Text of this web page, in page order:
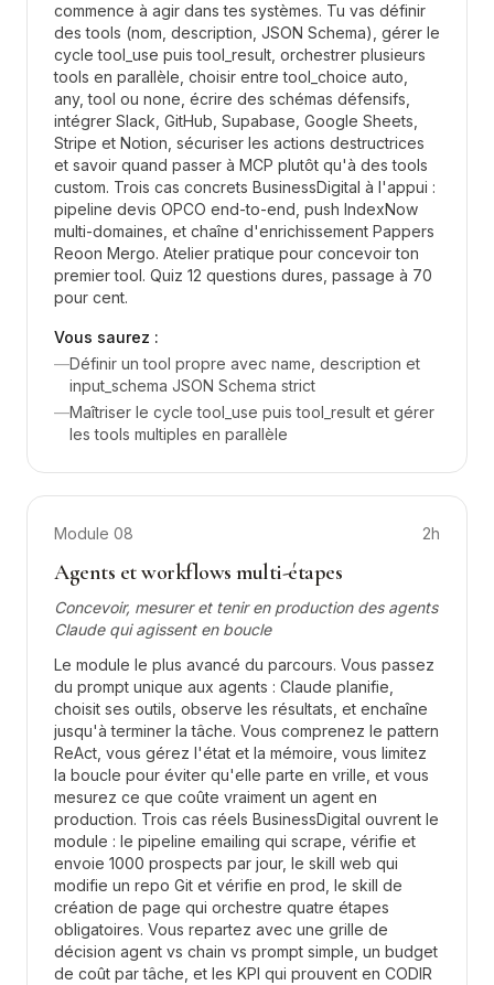
commence à agir dans tes systèmes. Tu vas définir
des tools (nom, description, JSON Schema), gérer le
cycle tool_use puis tool_result, orchestrer plusieurs
tools en parallèle, choisir entre tool_choice auto,
any, tool ou none, écrire des schémas défensifs,
intégrer Slack, GitHub, Supabase, Google Sheets,
Stripe et Notion, sécuriser les actions destructrices
et savoir quand passer à MCP plutôt qu'à des tools
custom. Trois cas concrets BusinessDigital à l'appui :
pipeline devis OPCO end-to-end, push IndexNow
multi-domaines, et chaîne d'enrichissement Pappers
Reoon Mergo. Atelier pratique pour concevoir ton
premier tool. Quiz 12 questions dures, passage à 70
pour cent.
Vous saurez :
—Définir un tool propre avec name, description et
input_schema JSON Schema strict
—Maîtriser le cycle tool_use puis tool_result et gérer
les tools multiples en parallèle
Module 08 2h
Agents et workflows multi-étapes
Concevoir, mesurer et tenir en production des agents
Claude qui agissent en boucle
Le module le plus avancé du parcours. Vous passez
du prompt unique aux agents : Claude planifie,
choisit ses outils, observe les résultats, et enchaîne
jusqu'à terminer la tâche. Vous comprenez le pattern
ReAct, vous gérez l'état et la mémoire, vous limitez
la boucle pour éviter qu'elle parte en vrille, et vous
mesurez ce que coûte vraiment un agent en
production. Trois cas réels BusinessDigital ouvrent le
module : le pipeline emailing qui scrape, vérifie et
envoie 1000 prospects par jour, le skill web qui
modifie un repo Git et vérifie en prod, le skill de
création de page qui orchestre quatre étapes
obligatoires. Vous repartez avec une grille de
décision agent vs chain vs prompt simple, un budget
de coût par tâche, et les KPI qui prouvent en CODIR